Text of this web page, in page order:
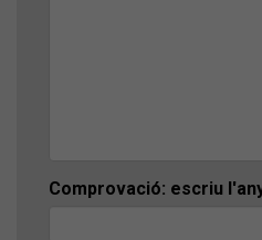
Comprovació: escriu